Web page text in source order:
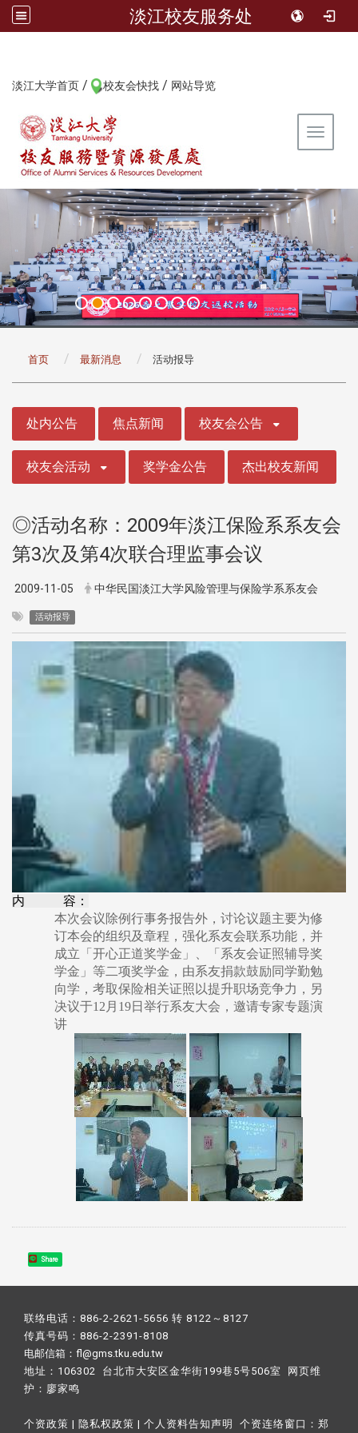
淡江校友服务处
淡江大学首页 / 校友会快找 / 网站导览
Toggle
首页 最新消息 活动报导
处内公告 焦点新闻 校友会公告
校友会活动 奖学金公告 杰出校友新闻
◎活动名称：2009年淡江保险系系友会
第3次及第4次联合理监事会议
2009-11-05 中华民国淡江大学风险管理与保险学系系友会
活动报导
内 容：
本次会议除例行事务报告外，讨论议题主要为修
订本会的组织及章程，强化系友会联系功能，并
成立「开心正道奖学金」、「系友会证照辅导奖
学金」等二项奖学金，由系友捐款鼓励同学勤勉
向学，考取保险相关证照以提升职场竞争力，另
决议于12月19日举行系友大会，邀请专家专题演
讲
Share
联络电话：886-2-2621-5656 转 8122～8127
传真号码：886-2-2391-8108
电邮信箱：fl@gms.tku.edu.tw
地址：106302 台北市大安区金华街199巷5号506室 网页维
护： 廖家鸣​
个资政策 | 隐私权政策 | 个人资料告知声明 个资连络窗口： 郑